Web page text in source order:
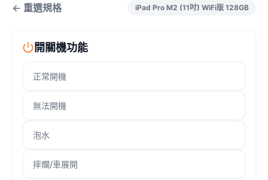
← 重選規格 iPad Pro M2 (11吋) WiFi版 128GB
開關機功能
正常開機
無法開機
泡水
摔爛/車展開